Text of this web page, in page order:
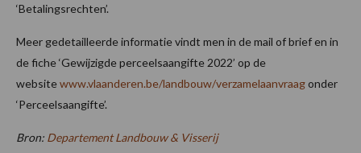
‘Betalingsrechten’.
Meer gedetailleerde informatie vindt men in de mail of brief en in
de fiche ‘Gewijzigde perceelsaangifte 2022’ op de
websitewww.vlaanderen.be/landbouw/verzamelaanvraagonder
‘Perceelsaangifte’.
Bron: Departement Landbouw & Visserij